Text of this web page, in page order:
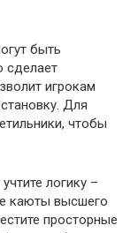
быть
сделает
игрокам
Для
чтобы
логику –
каюты высшего
просторные